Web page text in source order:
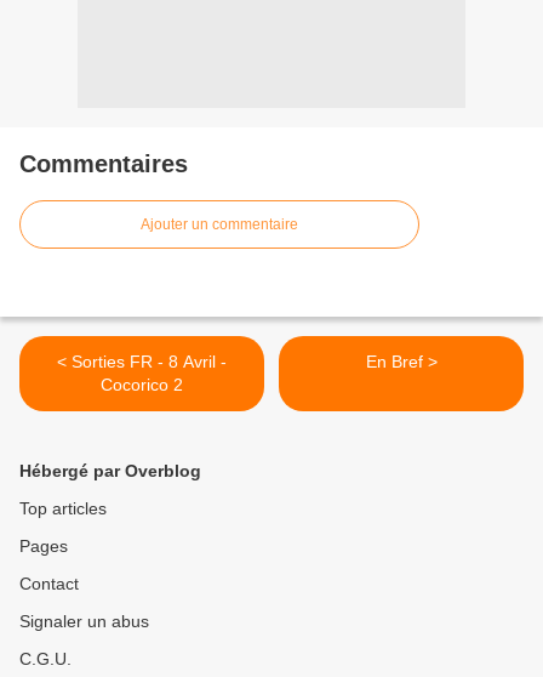
Commentaires
Ajouter un commentaire
< Sorties FR - 8 Avril -
Cocorico 2
En Bref >
Hébergé par Overblog
Top articles
Pages
Contact
Signaler un abus
C.G.U.